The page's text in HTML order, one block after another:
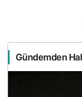
Gündemden